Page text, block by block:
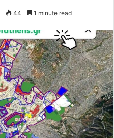
44 1 minute read